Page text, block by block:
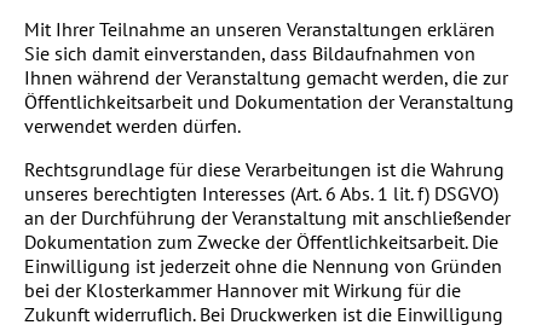
Mit Ihrer Teilnahme an unseren Veranstaltungen erklären
Sie sich damit einverstanden, dass Bildaufnahmen von
Ihnen während der Veranstaltung gemacht werden, die zur
Öffentlichkeitsarbeit und Dokumentation der Veranstaltung
verwendet werden dürfen.
Rechtsgrundlage für diese Verarbeitungen ist die Wahrung
unseres berechtigten Interesses (Art. 6 Abs. 1 lit. f) DSGVO)
an der Durchführung der Veranstaltung mit anschließender
Dokumentation zum Zwecke der Öffentlichkeitsarbeit. Die
Einwilligung ist jederzeit ohne die Nennung von Gründen
bei der Klosterkammer Hannover mit Wirkung für die
Zukunft widerruflich. Bei Druckwerken ist die Einwilligung